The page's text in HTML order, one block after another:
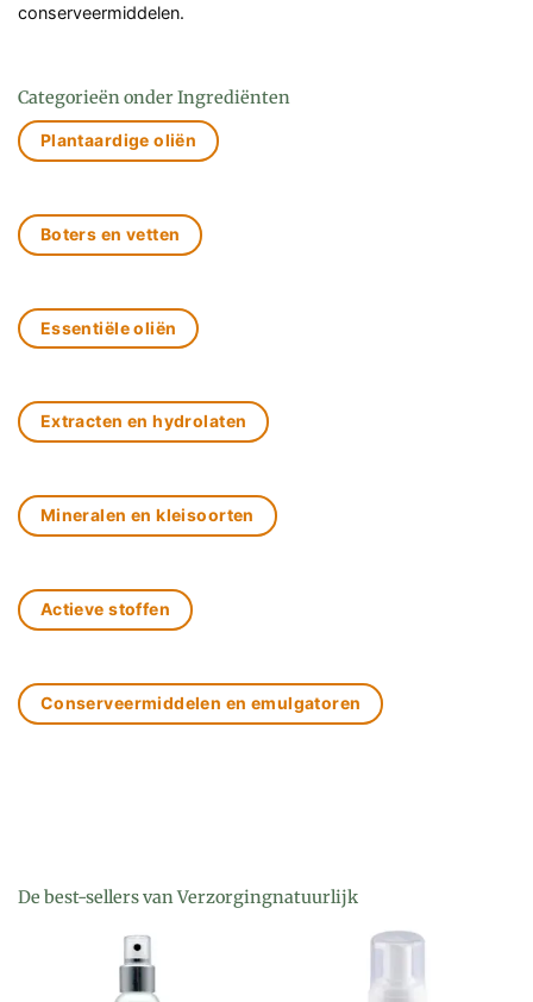
conserveermiddelen.
Categorieën onder Ingrediënten
Plantaardige oliën
Boters en vetten
Essentiële oliën
Extracten en hydrolaten
Mineralen en kleisoorten
Actieve stoffen
Conserveermiddelen en emulgatoren
De best-sellers van Verzorgingnatuurlijk